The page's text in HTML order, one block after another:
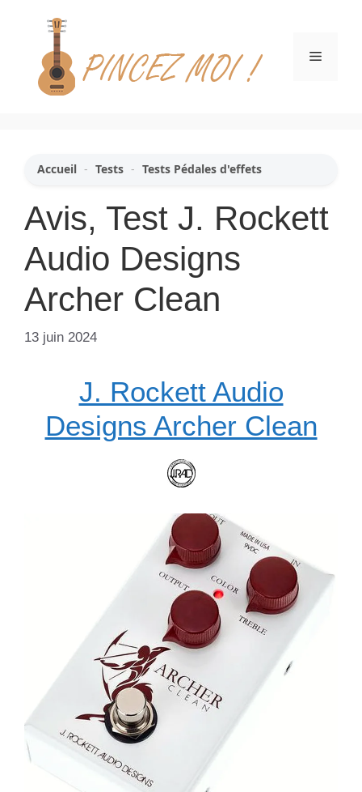
contenu
Menu
Accueil - Tests - Tests Pédales d'effets
Avis, Test J. Rockett
Audio Designs
Archer Clean
13 juin 2024
J. Rockett Audio
Designs Archer Clean